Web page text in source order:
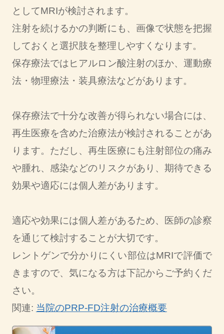
としてMRIが検討されます。
注射を続けるかの判断にも、画像で状態を把握
しておくと選択肢を整理しやすくなります。
保存療法ではヒアルロン酸注射のほか、運動療
法・物理療法・装具療法などがあります。
保存療法で十分な改善が得られない場合には、
再生医療を含めた治療法が検討されることがあ
ります。ただし、再生医療にも注射部位の痛み
や腫れ、感染などのリスクがあり、期待できる
効果や適応には個人差があります。
適応や効果には個人差があるため、医師の診察
を通じて検討することが大切です。
レントゲンで分かりにくい部位はMRIで評価で
きますので、気になる方は下記からご予約くだ
さい。
関連: 当院のPRP-FD注射の治療概要